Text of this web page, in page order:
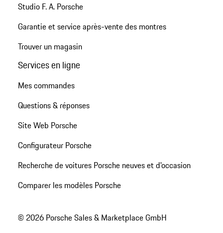
Studio F. A. Porsche
Garantie et service après-vente des montres
Trouver un magasin
Services en ligne
Mes commandes
Questions & réponses
Site Web Porsche
Configurateur Porsche
Recherche de voitures Porsche neuves et d'occasion
Comparer les modèles Porsche
© 2026 Porsche Sales & Marketplace GmbH